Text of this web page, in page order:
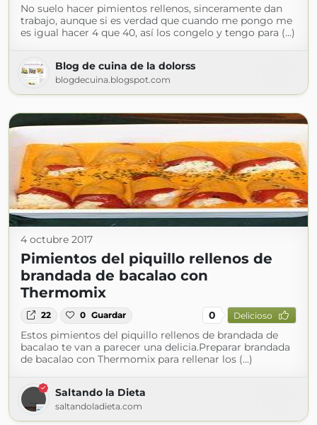
No suelo hacer pimientos rellenos, sinceramente dan
trabajo, aunque si es verdad que cuando me pongo me
es igual hacer 4 que 40, así los congelo y tengo para (...)
Blog de cuina de la dolorss
blogdecuina.blogspot.com
4 octubre 2017
Pimientos del piquillo rellenos de
brandada de bacalao con
Thermomix
22 0 Guardar 0 Delicioso
Estos pimientos del piquillo rellenos de brandada de
bacalao te van a parecer una delicia.Preparar brandada
de bacalao con Thermomix para rellenar los (...)
Saltando la Dieta
saltandoladieta.com